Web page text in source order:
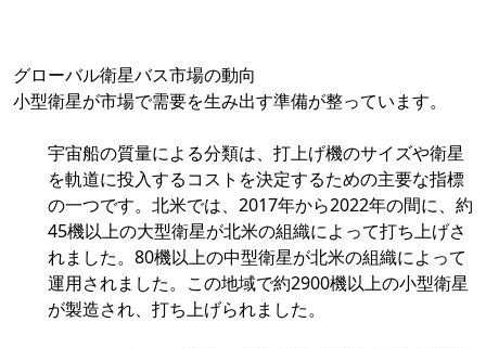
グローバル衛星バス市場の動向
小型衛星が市場で需要を生み出す準備が整っています。
宇宙船の質量による分類は、打上げ機のサイズや衛星
を軌道に投入するコストを決定するための主要な指標
の一つです。北米では、2017年から2022年の間に、約
45機以上の大型衛星が北米の組織によって打ち上げさ
れました。80機以上の中型衛星が北米の組織によって
運用されました。この地域で約2900機以上の小型衛星
が製造され、打ち上げられました。